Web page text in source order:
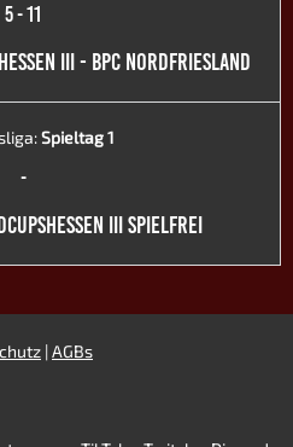
5-11
III - BPC NORDFRIESLAND
Spieltag 1
-
III SPIELFREI
|AGBs